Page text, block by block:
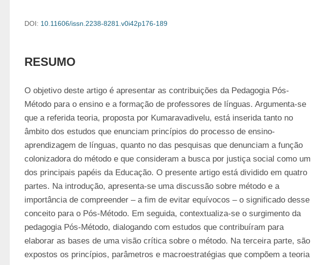
DOI: 10.11606/issn.2238-8281.v0i42p176-189
RESUMO
O objetivo deste artigo é apresentar as contribuições da Pedagogia Pós-
Método para o ensino e a formação de professores de línguas. Argumenta-se
que a referida teoria, proposta por Kumaravadivelu, está inserida tanto no
âmbito dos estudos que enunciam princípios do processo de ensino-
aprendizagem de línguas, quanto no das pesquisas que denunciam a função
colonizadora do método e que consideram a busca por justiça social como um
dos principais papéis da Educação. O presente artigo está dividido em quatro
partes. Na introdução, apresenta-se uma discussão sobre método e a
importância de compreender – a fim de evitar equívocos – o significado desse
conceito para o Pós-Método. Em seguida, contextualiza-se o surgimento da
pedagogia Pós-Método, dialogando com estudos que contribuíram para
elaborar as bases de uma visão crítica sobre o método. Na terceira parte, são
expostos os princípios, parâmetros e macroestratégias que compõem a teoria